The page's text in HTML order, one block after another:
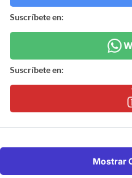
Suscríbete en:
Suscríbete en:
Mostrar